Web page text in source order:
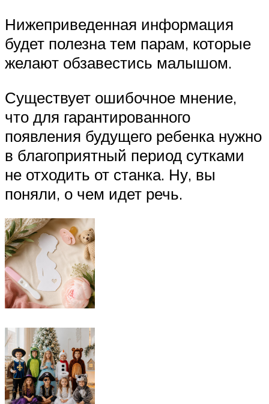
Нижеприведенная информация
будет полезна тем парам, которые
желают обзавестись малышом.
Существует ошибочное мнение,
что для гарантированного
появления будущего ребенка нужно
в благоприятный период сутками
не отходить от станка. Ну, вы
поняли, о чем идет речь.